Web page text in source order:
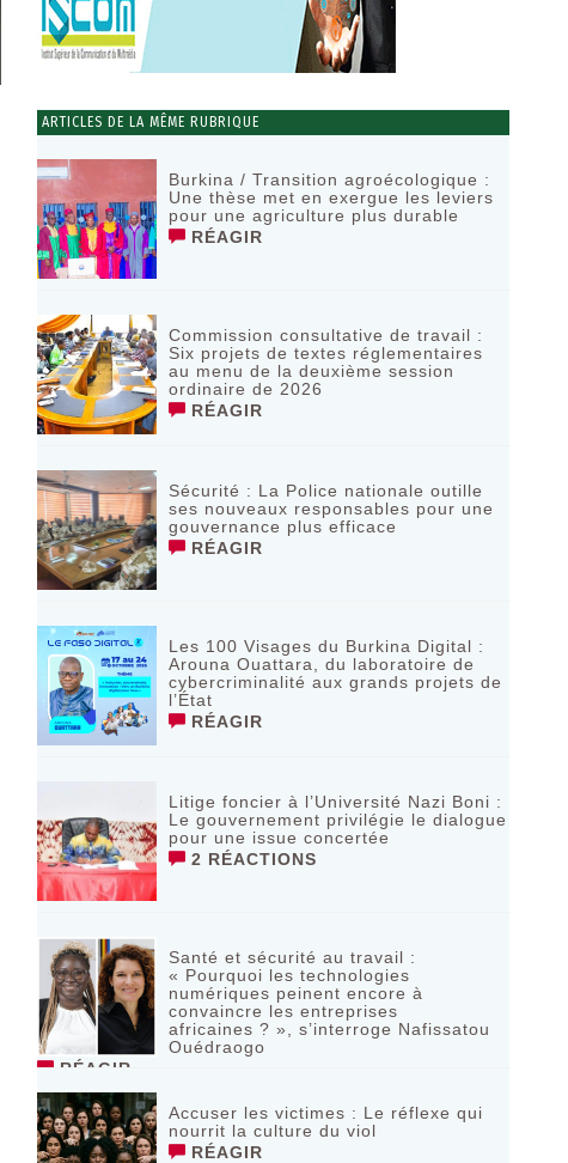
ARTICLES DE LA MÊME RUBRIQUE
Burkina / Transition agroécologique :
Une thèse met en exergue les leviers
pour une agriculture plus durable
RÉAGIR
Commission consultative de travail :
Six projets de textes réglementaires
au menu de la deuxième session
ordinaire de 2026
RÉAGIR
Sécurité : La Police nationale outille
ses nouveaux responsables pour une
gouvernance plus efficace
RÉAGIR
Les 100 Visages du Burkina Digital :
Arouna Ouattara, du laboratoire de
cybercriminalité aux grands projets de
l’État
RÉAGIR
Litige foncier à l’Université Nazi Boni :
Le gouvernement privilégie le dialogue
pour une issue concertée
2 RÉACTIONS
Santé et sécurité au travail :
« Pourquoi les technologies
numériques peinent encore à
convaincre les entreprises
africaines ? », s’interroge Nafissatou
Ouédraogo
RÉAGIR
Accuser les victimes : Le réflexe qui
nourrit la culture du viol
RÉAGIR